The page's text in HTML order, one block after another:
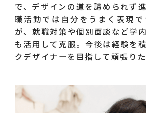
で、デザインの道を諦められず
職活動では自分をうまく表現
が、就職対策や個別面談など学
も活用して克服。今後は経験を
クデザイナーを目指して頑張りた